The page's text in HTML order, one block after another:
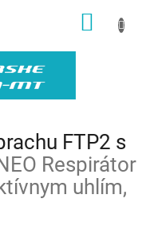
FTP2 s
Respirátor
uhlím,